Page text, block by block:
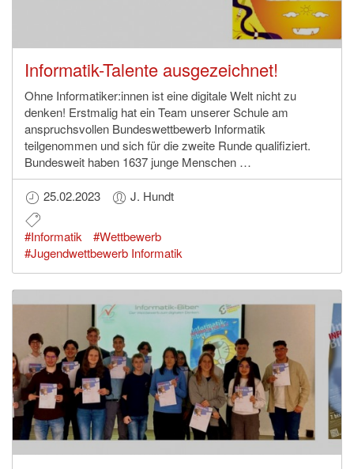
Informatik-Talente ausgezeichnet!
Ohne Informatiker:innen ist eine digitale Welt nicht zu
denken! Erstmalig hat ein Team unserer Schule am
anspruchsvollen Bundeswettbewerb Informatik
teilgenommen und sich für die zweite Runde qualifiziert.
Bundesweit haben 1637 junge Menschen …
25.02.2023 J. Hundt
#Informatik
#Wettbewerb
#Jugendwettbewerb Informatik